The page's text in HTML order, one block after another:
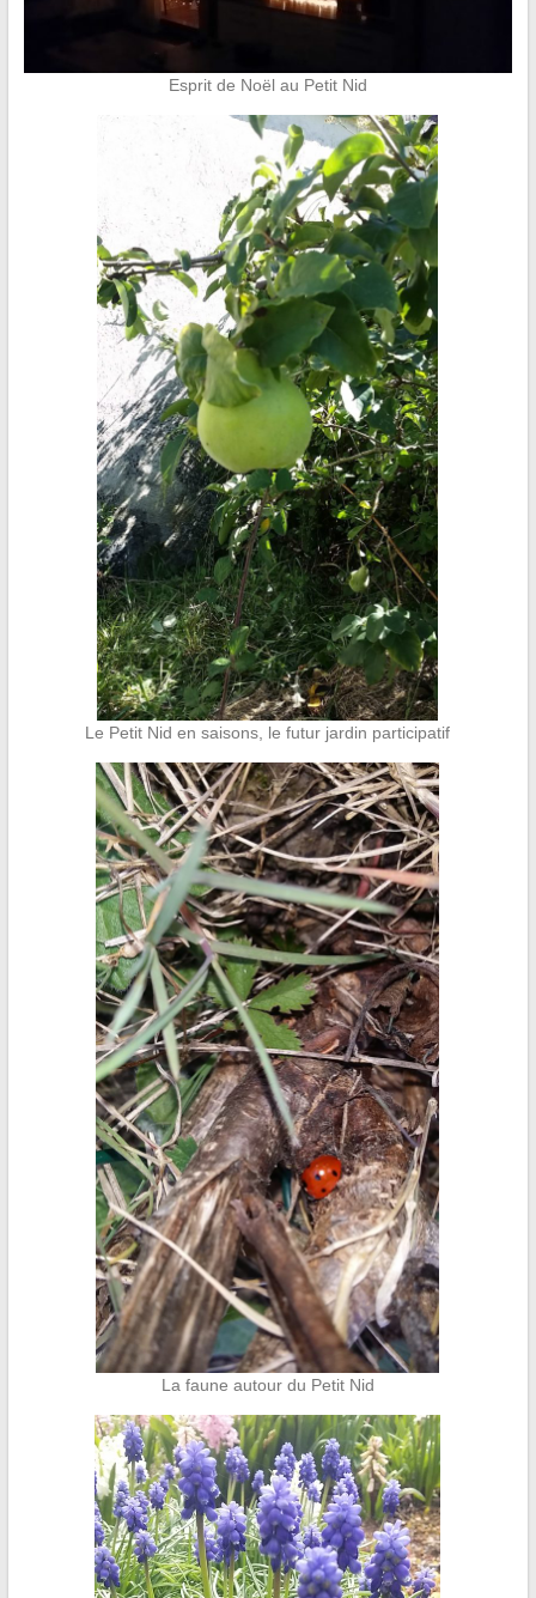
Esprit de Noël au Petit Nid
Le Petit Nid en saisons, le futur jardin participatif
La faune autour du Petit Nid